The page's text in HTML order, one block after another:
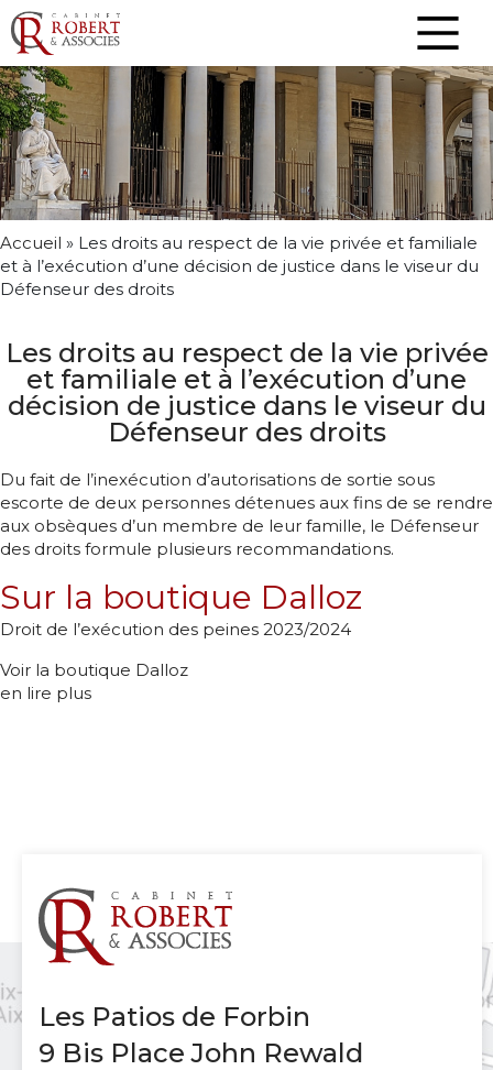
Accueil » Les droits au respect de la vie privée et familiale
et à l’exécution d’une décision de justice dans le viseur du
Défenseur des droits
Les droits au respect de la vie privée
et familiale et à l’exécution d’une
décision de justice dans le viseur du
Défenseur des droits
Du fait de l’inexécution d’autorisations de sortie sous
escorte de deux personnes détenues aux fins de se rendre
aux obsèques d’un membre de leur famille, le Défenseur
des droits formule plusieurs recommandations.
Sur la boutique Dalloz
Droit de l’exécution des peines 2023/2024
Voir la boutique Dalloz
en lire plus
Les Patios de Forbin
9 Bis Place John Rewald